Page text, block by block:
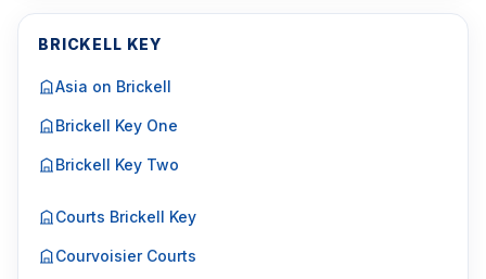
BRICKELL KEY
Asia on Brickell
Brickell Key One
Brickell Key Two
Courts Brickell Key
Courvoisier Courts